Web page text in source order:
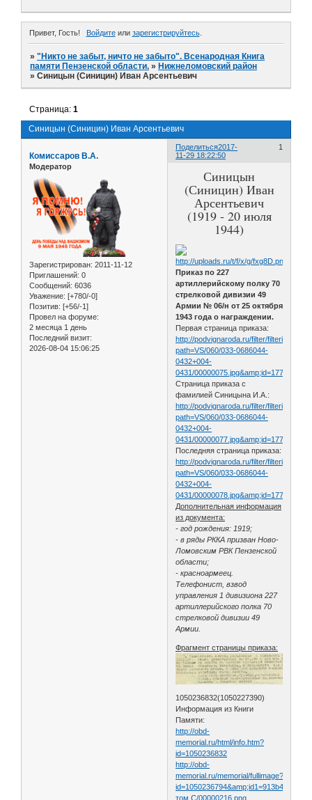
Привет, Гость! Войдитеили зарегистрируйтесь.
»"Никто не забыт, ничто не забыто". Всенародная Книга
памяти Пензенской области. » Нижнеломовский район
»Синицын (Синицин) Иван Арсентьевич
Синицын (Синицин) Иван Арсентьевич
Страница:1
Поделиться 1
2017-
11-29 18:22:50
Комиссаров В.А.
Модератор
Зарегистрирован: 2011-11-12
Приглашений: 0
Сообщений: 6036
Уважение: [+780/-0]
Позитив: [+56/-1]
Провел на форуме:
2 месяца 1 день
Последний визит:
2026-08-04 15:06:25
Синицын
(Синицин) Иван
Арсентьевич
(1919 - 20 июля
1944)
Приказ по 227
артиллерийскому полку 70
стрелковой дивизии 49
Армии № 06/н от 25 октября
1943 года о награждении.
Первая страница приказа:
http://podvignaroda.ru/filter/filterimage?
path=VS/060/033-0686044-
0432+004-
0431/
Страница приказа с
фамилией Синицына И.А.:
http://podvignaroda.ru/filter/filterimage?
path=VS/060/033-0686044-
0432+004-
0431/
Последняя страница приказа:
http://podvignaroda.ru/filter/filterimage?
path=VS/060/033-0686044-
0432+004-
0431/
Дополнительная информация
из документа:
- год рождения: 1919;
- в ряды РККА призван Ново-
Ломовским РВК Пензенской
области;
- красноармеец.
Телефонист, взвод
управления 1 дивизиона 227
артиллерийского полка 70
стрелковой дивизии 49
Армии.
Фрагмент страницы приказа:
1050236832(1050227390)
Информация из Книги
Памяти:
http://obd-
memorial.ru/html/info.htm?
id=1050236832
http://obd-
memorial.ru/memorial/fullimage?
том С/00000216.png